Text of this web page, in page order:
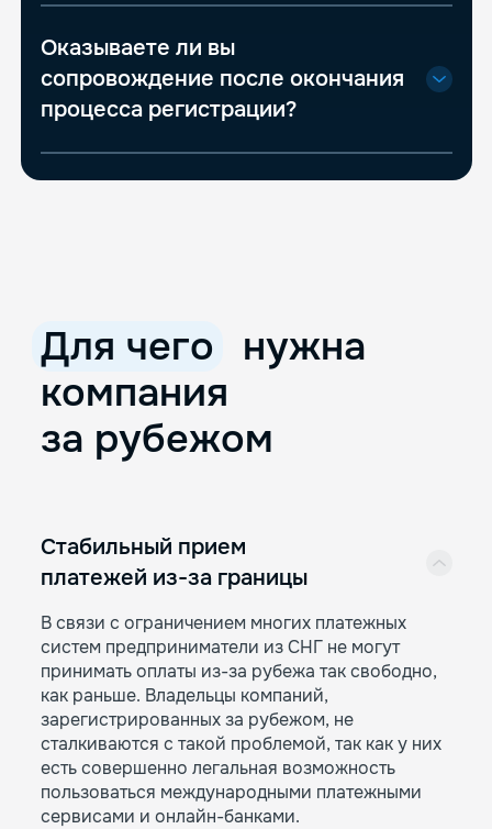
Оказываете ли вы
сопровождение после окончания
процесса регистрации?
Для чего
нужна
компания
за рубежом
Стабильный прием
платежей из-за границы
В связи с ограничением многих платежных
систем предприниматели из СНГ не могут
принимать оплаты из-за рубежа так свободно,
как раньше. Владельцы компаний,
зарегистрированных за рубежом, не
сталкиваются с такой проблемой, так как у них
есть совершенно легальная возможность
пользоваться международными платежными
сервисами и онлайн-банками.